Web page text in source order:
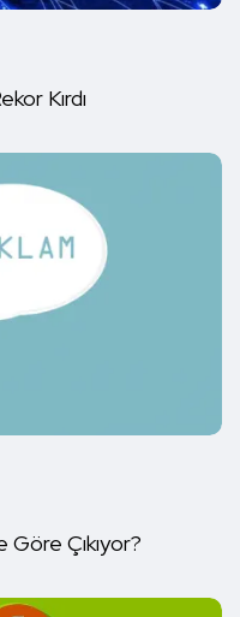
Kırdı
Göre Çıkıyor?